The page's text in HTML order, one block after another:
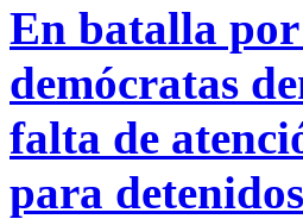
En batalla
demócratas
falta de
para